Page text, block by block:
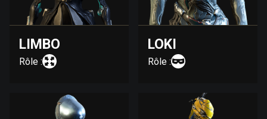
LIMBO
Rôle :
LOKI
Rôle :